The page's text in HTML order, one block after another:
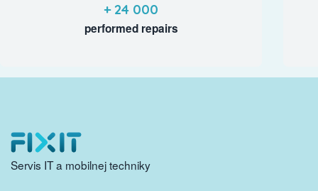
+ 24 000
performed repairs
Servis IT a mobilnej techniky